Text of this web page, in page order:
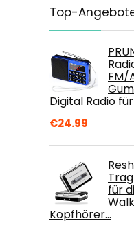
Top-
FM/
Digital Radio
€24.99
für
Kopfhörer…